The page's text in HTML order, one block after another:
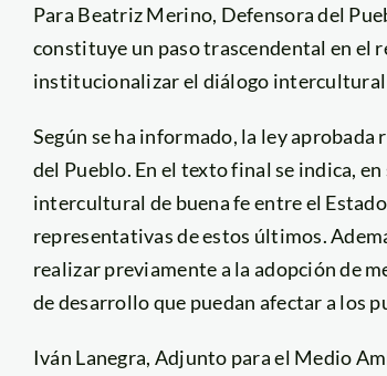
Para Beatriz Merino, Defensora del
constituye un paso trascendental en el
institucionalizar el diálogo intercultural
Según se ha informado, la ley
del Pueblo. En el texto final se indica,
intercultural de buena fe entre el
representativas de estos últimos.
realizar previamente a la adopción de
de desarrollo que puedan afectar a los
Iván Lanegra, Adjunto para el Medio